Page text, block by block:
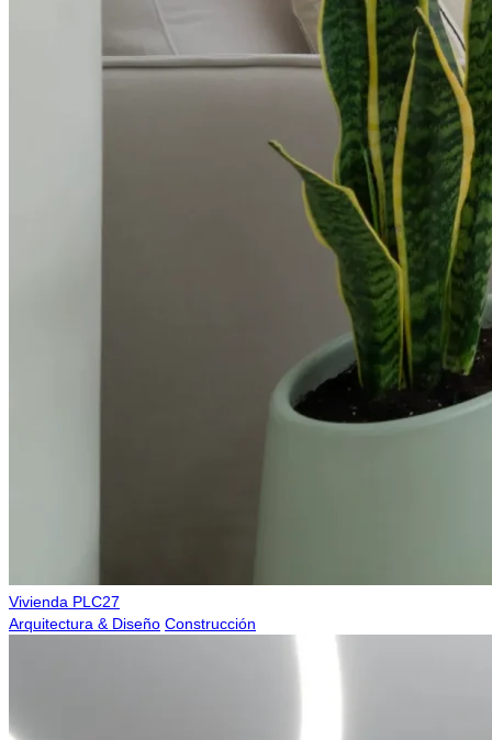
Vivienda PLC27
Arquitectura & Diseño Construcción